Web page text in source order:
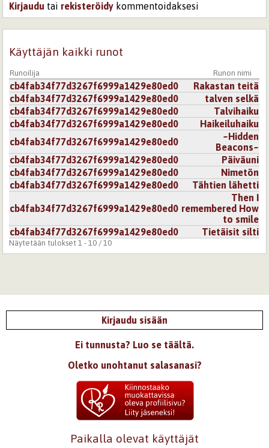
Kirjaudu tai rekisteröidy kommentoidaksesi
Käyttäjän kaikki runot
Runoilija Runon nimi
cb4fab34f77d3267f6999a1429e80ed0
Rakastan teitä
cb4fab34f77d3267f6999a1429e80ed0
talven selkä
cb4fab34f77d3267f6999a1429e80ed0
Talvihaiku
cb4fab34f77d3267f6999a1429e80ed0
Haikeiluhaiku
cb4fab34f77d3267f6999a1429e80ed0
~Hidden
Beacons~
cb4fab34f77d3267f6999a1429e80ed0
Päiväuni
cb4fab34f77d3267f6999a1429e80ed0
Nimetön
cb4fab34f77d3267f6999a1429e80ed0
Tähtien lähetti
cb4fab34f77d3267f6999a1429e80ed0
Then I
remembered How
to smile
cb4fab34f77d3267f6999a1429e80ed0
Tietäisit silti
Näytetään tulokset 1 - 10 / 10
Kirjaudu sisään
Ei tunnusta? Luo se täältä.
Oletko unohtanut salasanasi?
Paikalla olevat käyttäjät